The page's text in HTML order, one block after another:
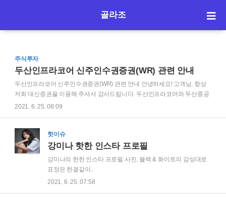
골라조
주식투자
두산인프라코어 신주인수권증권(WR) 관련 안내
두산인프라코어 신주인수권증권(WR) 관련 안내 안녕하세요! 고객님. 항상
저희 대신증권을 이용해 주셔서 감사드립니다. 두산인프라코어와 두산중공
업의 분할합병으로 인해 별도 상장되어 유통 중인 신주인수권증권의 권리
6월 29일 ~ 2021년 7월 20일 신주인수권증권 행사 정지에 관한 사항 권리행
사정지기간 : 2021년 7월1일 ~ 2021년 7월 20일 신주인수권증권 상장 및 거
래 재개 두산인프라코어 신주인수권증권이 분할합병비율에 안분 된 두산인
프라코어의 신주인수권증권과 두산중공업의 신주인수권증권은 2021년 7
월 21일 상장되어 거래 재개될 예정입니다...
2021. 6. 25. 08:09
핫이슈
강미나 핫한 인스타 프로필
강미나의 한한 인스타 프로필 사진. 블랙 & 화이트의 감성대로
표정은 한결같이..
2021. 6. 25. 07:58